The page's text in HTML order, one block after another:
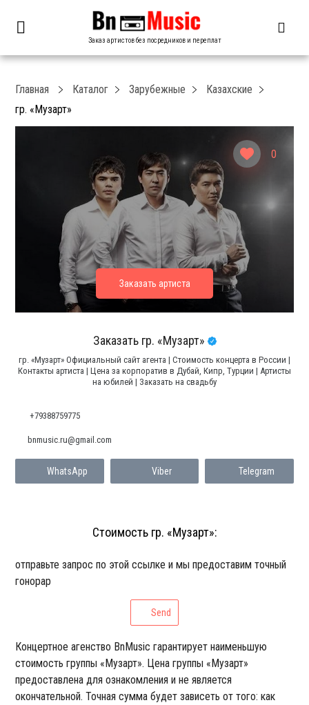
Заказ артистов без посредников и переплат
0
Главная Каталог Зарубежные
Казахские
гр. «Музарт»
Заказать гр. «Музарт»
гр. «Музарт» Официальный сайт агента | Стоимость концерта в России |
Контакты артиста | Цена за корпоратив в Дубай, Кипр, Турции | Артисты
на юбилей | Заказать на свадьбу
+79388759775
WhatsApp Viber Telegram
bnmusic.ru@gmail.com
Стоимость гр. «Музарт»:
отправьте запрос по этой ссылке и мы предоставим точный
гонорар
Send
Концертное агенство BnMusic гарантирует наименьшую
стоимость группы «Музарт». Цена группы «Музарт»
предоставлена для ознакомления и не является
окончательной. Точная сумма будет зависеть от того: как